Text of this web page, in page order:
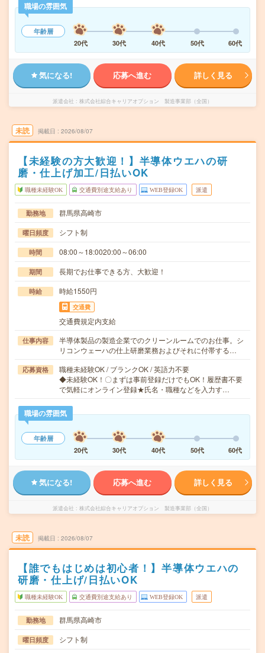
職場の雰囲気
年齢層
20代
30代 40代 50代 60代
気になる! 応募へ進む 詳しく見る
派遣会社 株式会社綜合キャリアオプション 製造事業部（全国）
未読 掲載日 2026/08/07
【未経験の方大歓迎！】半導体ウエハの研
磨・仕上げ加工/日払いOK
職種未経験OK 交通費別途支給あり WEB登録OK 派遣
勤務地 群馬県高崎市
曜日頻度 シフト制
時間 08:00～18:0020:00～06:00
期間 長期でお仕事できる方、大歓迎！
時給 時給1550円
交通費
交通費規定内支給
仕事内容
半導体製品の製造企業でのクリーンルームでのお仕事。シ
リコンウェーハの仕上研磨業務およびそれに付帯する…
応募資格
職種未経験OK / ブランクOK / 英語力不要
◆未経験OK！〇まずは事前登録だけでもOK！履歴書不要
で気軽にオンライン登録★氏名・職種などを入力す…
職場の雰囲気
年齢層
20代
30代 40代 50代 60代
気になる! 応募へ進む 詳しく見る
派遣会社 株式会社綜合キャリアオプション 製造事業部（全国）
未読 掲載日 2026/08/07
【誰でもはじめは初心者！】半導体ウエハの
研磨・仕上げ/日払いOK
職種未経験OK 交通費別途支給あり WEB登録OK 派遣
勤務地 群馬県高崎市
曜日頻度 シフト制